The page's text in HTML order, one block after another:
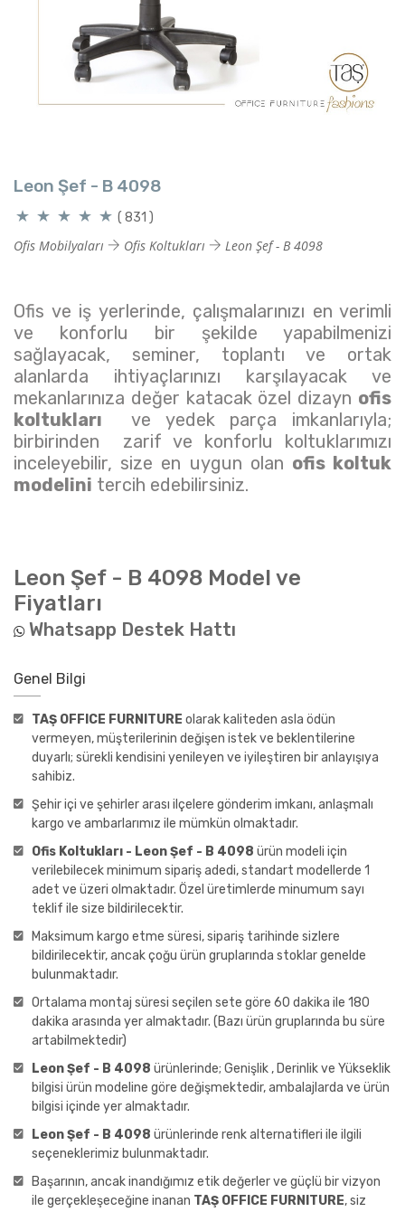
Leon Şef - B 4098
( 831 )
Ofis Mobilyaları Ofis Koltukları Leon Şef - B 4098
Ofis ve iş yerlerinde, çalışmalarınızı en verimli
ve konforlu bir şekilde yapabilmenizi
sağlayacak, seminer, toplantı ve ortak
alanlarda ihtiyaçlarınızı karşılayacak ve
mekanlarınıza değer katacak özel dizayn ofis
koltukları ve yedek parça imkanlarıyla;
birbirinden zarif ve konforlu koltuklarımızı
inceleyebilir, size en uygun olan ofis koltuk
modelini tercih edebilirsiniz.
Leon Şef - B 4098 Model ve
Fiyatları
Whatsapp Destek Hattı
Genel Bilgi
TAŞ OFFICE FURNITURE olarak kaliteden asla ödün
vermeyen, müşterilerinin değişen istek ve beklentilerine
duyarlı; sürekli kendisini yenileyen ve iyileştiren bir anlayışıya
sahibiz.
Şehir içi ve şehirler arası ilçelere gönderim imkanı, anlaşmalı
kargo ve ambarlarımız ile mümkün olmaktadır.
Ofis Koltukları - Leon Şef - B 4098 ürün modeli için
verilebilecek minimum sipariş adedi, standart modellerde 1
adet ve üzeri olmaktadır. Özel üretimlerde minumum sayı
teklif ile size bildirilecektir.
Maksimum kargo etme süresi, sipariş tarihinde sizlere
bildirilecektir, ancak çoğu ürün gruplarında stoklar genelde
bulunmaktadır.
Ortalama montaj süresi seçilen sete göre 60 dakika ile 180
dakika arasında yer almaktadır. (Bazı ürün gruplarında bu süre
artabilmektedir)
Leon Şef - B 4098 ürünlerinde; Genişlik , Derinlik ve Yükseklik
bilgisi ürün modeline göre değişmektedir, ambalajlarda ve ürün
bilgisi içinde yer almaktadır.
Leon Şef - B 4098 ürünlerinde renk alternatifleri ile ilgili
seçeneklerimiz bulunmaktadır.
Başarının, ancak inandığımız etik değerler ve güçlü bir vizyon
ile gerçekleşeceğine inanan TAŞ OFFICE FURNITURE, siz